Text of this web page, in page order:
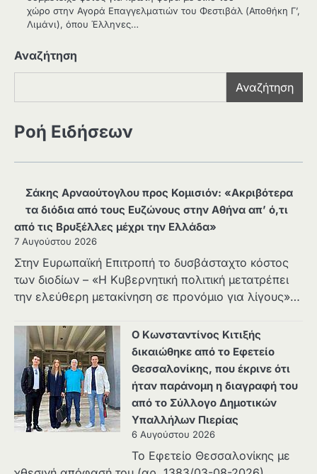
χώρο στην Αγορά Επαγγελματιών του Φεστιβάλ (Αποθήκη Γ’,
Λιμάνι), όπου Έλληνες…
Αναζήτηση
Αναζήτηση
Ροή Ειδήσεων
Σάκης Αρναούτογλου προς Κομισιόν: «Ακριβότερα
τα διόδια από τους Ευζώνους στην Αθήνα απ’ ό,τι
από τις Βρυξέλλες μέχρι την Ελλάδα»
7 Αυγούστου 2026
Στην Ευρωπαϊκή Επιτροπή το δυσβάσταχτο κόστος
των διοδίων – «Η Κυβερνητική πολιτική μετατρέπει
την ελεύθερη μετακίνηση σε προνόμιο για λίγους»…
Ο Κωνσταντίνος Κιτιξής
δικαιώθηκε από το Εφετείο
Θεσσαλονίκης, που έκρινε ότι
ήταν παράνομη η διαγραφή του
από το Σύλλογο Δημοτικών
Υπαλλήλων Πιερίας
6 Αυγούστου 2026
Το Εφετείο Θεσσαλονίκης με